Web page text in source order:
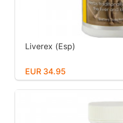
Liverex (Esp)
EUR 34.95